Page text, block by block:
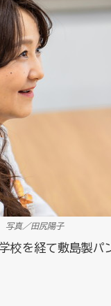
写真／田尻陽子
校を経て敷島製パ